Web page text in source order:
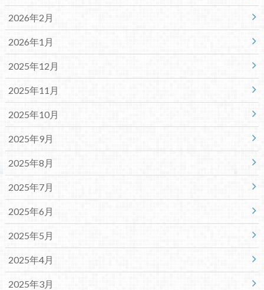
2026年2月
2026年1月
2025年12月
2025年11月
2025年10月
2025年9月
2025年8月
2025年7月
2025年6月
2025年5月
2025年4月
2025年3月